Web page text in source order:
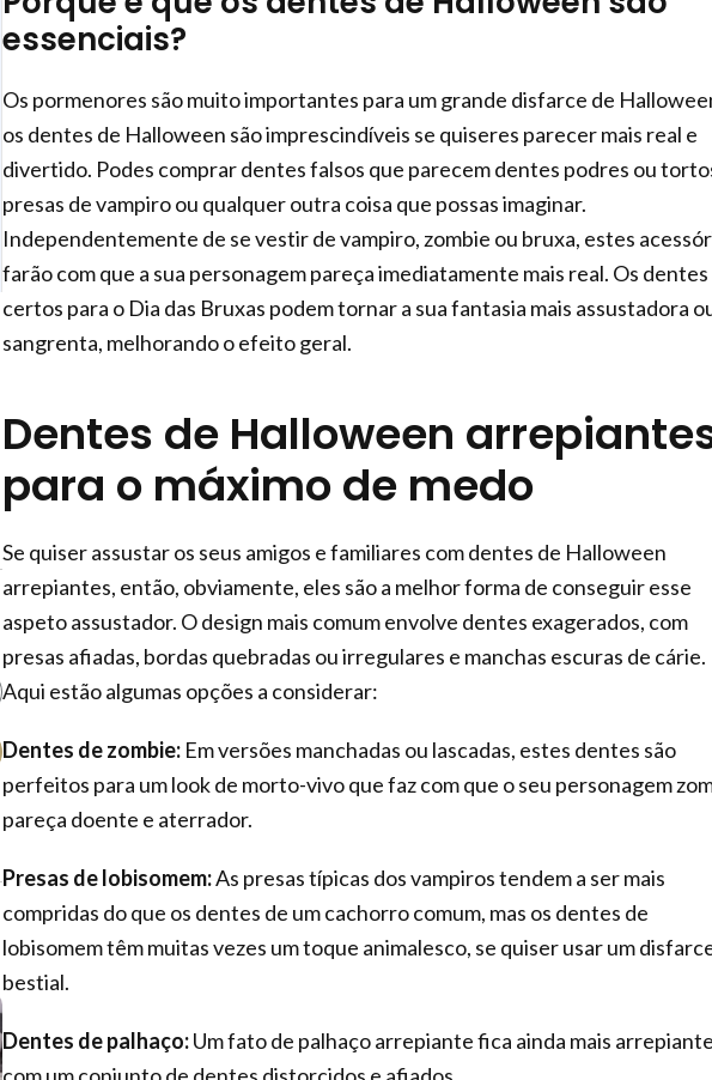
essenciais?
Os pormenores são muito importantes para um grande disfarce de
os dentes de Halloween são imprescindíveis se quiseres parecer mais real e
divertido. Podes comprar dentes falsos que parecem dentes podres ou
presas de vampiro ou qualquer outra coisa que possas imaginar.
Independentemente de se vestir de vampiro, zombie ou bruxa, estes
farão com que a sua personagem pareça imediatamente mais real. Os dentes
certos para o Dia das Bruxas podem tornar a sua fantasia mais assustadora
sangrenta, melhorando o efeito geral.
Dentes de Halloween
para o máximo de medo
Se quiser assustar os seus amigos e familiares com dentes de Halloween
arrepiantes, então, obviamente, eles são a melhor forma de conseguir esse
aspeto assustador. O design mais comum envolve dentes exagerados, com
presas afiadas, bordas quebradas ou irregulares e manchas escuras de cárie.
Aqui estão algumas opções a considerar:
Dentes de zombie:Em versões manchadas ou lascadas, estes dentes são
perfeitos para um look de morto-vivo que faz com que o seu personagem
pareça doente e aterrador.
Presas de lobisomem:As presas típicas dos vampiros tendem a ser mais
compridas do que os dentes de um cachorro comum, mas os dentes de
lobisomem têm muitas vezes um toque animalesco, se quiser usar um
bestial.
Dentes de palhaço:Um fato de palhaço arrepiante fica ainda mais arrepiante